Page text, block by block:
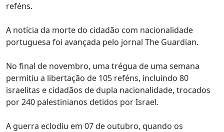
reféns.
A notícia da morte do cidadão com nacionalidade
portuguesa foi avançada pelo jornal The Guardian.
No final de novembro, uma trégua de uma semana
permitiu a libertação de 105 reféns, incluindo 80
israelitas e cidadãos de dupla nacionalidade, trocados
por 240 palestinianos detidos por Israel.
A guerra eclodiu em 07 de outubro, quando os